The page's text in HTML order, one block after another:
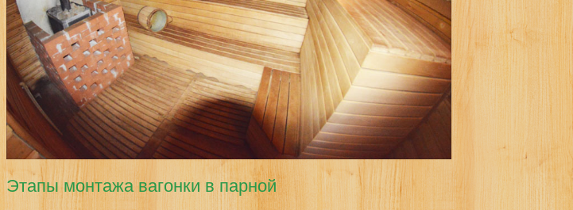
Этапы монтажа вагонки в парной